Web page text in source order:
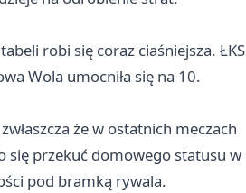
robi się coraz ciaśniejsza. ŁKS
Wola umocniła się na 10.
że w ostatnich meczach
się przekuć domowego statusu w
pod bramką rywala.